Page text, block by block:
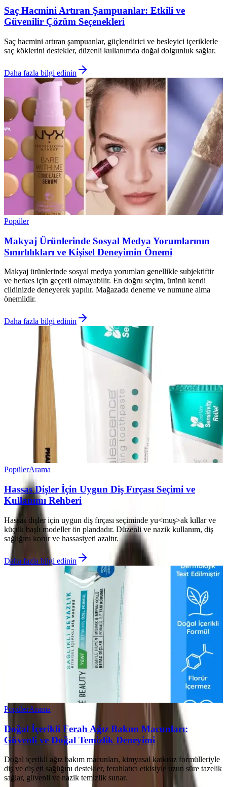
Saç Hacmini Artıran Şampuanlar: Etkili ve
Güvenilir Çözüm Seçenekleri
Saç hacmini artıran şampuanlar, güçlendirici ve besleyici içeriklerle
saç köklerini destekler, düzenli kullanımda doğal dolgunluk sağlar.
Daha fazla bilgi edinin
Popüler
Makyaj Ürünlerinde Sosyal Medya Yorumlarının
Sınırlılıkları ve Kişisel Deneyimin Önemi
Makyaj ürünlerinde sosyal medya yorumları genellikle subjektiftir
ve herkes için geçerli olmayabilir. En doğru seçim, ürünü kendi
cildinizde deneyerek yapılır. Mağazada deneme ve numune alma
önemlidir.
Daha fazla bilgi edinin
PopülerArama
Hassas Dişler İçin Uygun Diş Fırçası Seçimi ve
Kullanımı Rehberi
Hassas dişler için uygun diş fırçası seçiminde yu<muş>ak kıllar ve
küçük başlı modeller ön plandadır. Düzenli ve nazik kullanım, diş
sağlığını korur ve hassasiyeti azaltır.
Daha fazla bilgi edinin
PopülerArama
Doğal İçerikli Ferah Ağız Bakım Macunları:
Güvenli ve Doğal Temizlik Deneyimi
Doğal içerikli ağız bakım macunları, kimyasal katkısız formülleriyle
diş ve diş eti sağlığını destekler, ferahlatıcı etkisiyle uzun süre tazelik
sağlar, güvenli ve nazik temizlik sunar.